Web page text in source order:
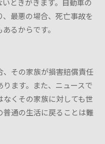
ときがきます。自動車の
最悪の場合、死亡事故を
るからです。
その家族が損害賠償責任
ます。また、ニュースで
くその家族に対しても世
普通の生活に戻ることは難